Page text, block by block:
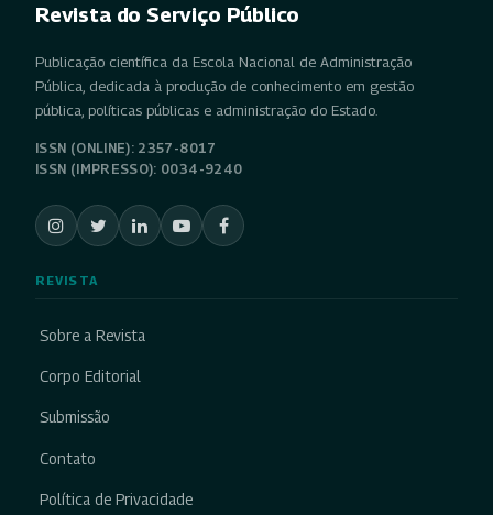
Revista do Serviço Público
Publicação científica da Escola Nacional de Administração
Pública, dedicada à produção de conhecimento em gestão
pública, políticas públicas e administração do Estado.
ISSN (ONLINE): 2357-8017
ISSN (IMPRESSO): 0034-9240
REVISTA
Sobre a Revista
Corpo Editorial
Submissão
Contato
Política de Privacidade